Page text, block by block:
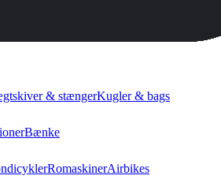
& stængerKugler & bags
Bænke
RomaskinerAirbikes